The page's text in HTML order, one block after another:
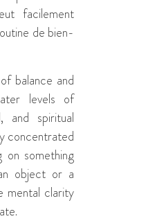
facilement
de bien-
balance and
levels of
and spiritual
concentrated
on something
object or a
mental clarity